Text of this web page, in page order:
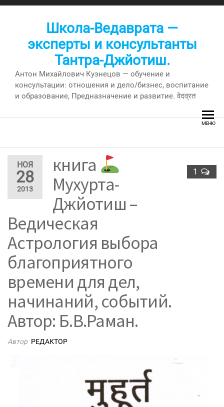
Перейти
Школа-Ведаврата —
эксперты и консультанты
Тантра-Джйотиш.
Антон Михайлович Кузнецов — обучение и
консультации: отношения и дело/бизнес, воспитание
и образование, Предназначение и развитие. वेदव्रत
МЕНЮ
НОЯ
28
2013
1
книга
Мухурта-
Джйотиш –
Ведическая
Астрология выбора
благоприятного
времени для дел,
начинаний, событий.
Автор: Б.В.Раман.
Автор РЕДАКТОР